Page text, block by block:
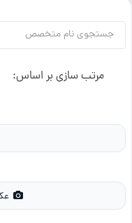
مرتب سازی بر اساس: